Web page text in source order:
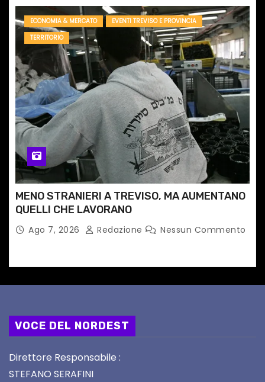
ECONOMIA & MERCATO
EVENTI TREVISO E PROVINCIA
TERRITORIO
MENO STRANIERI A TREVISO, MA AUMENTANO
QUELLI CHE LAVORANO
Ago 7, 2026 Redazione Nessun Commento
VOCE DEL NORDEST
Direttore Responsabile :
STEFANO SERAFINI